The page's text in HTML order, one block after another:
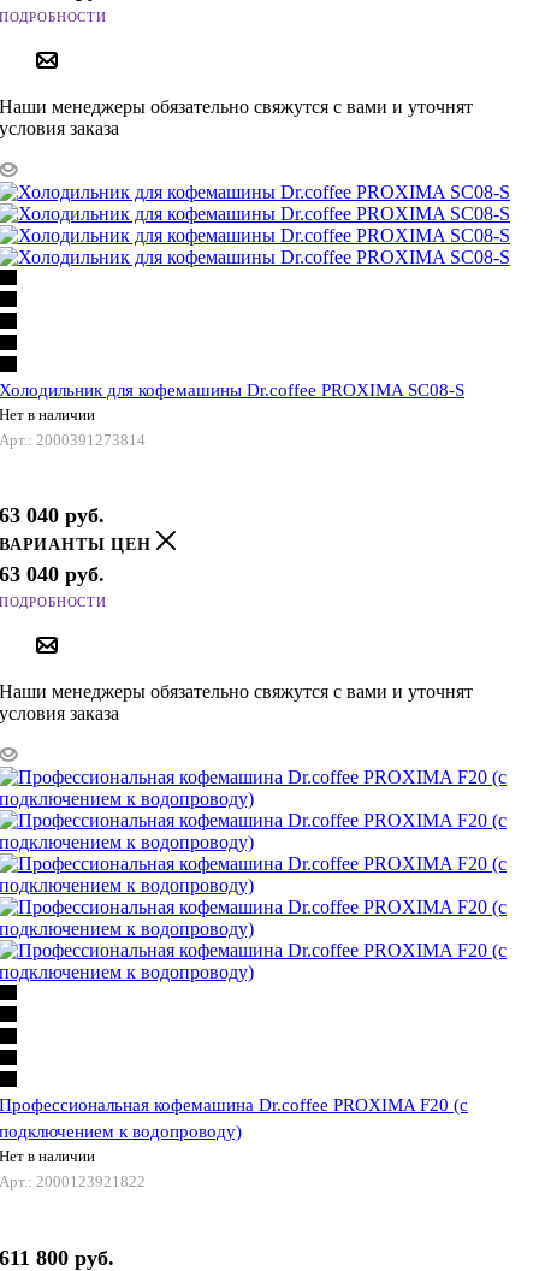
ПОДРОБНОСТИ
Наши менеджеры обязательно свяжутся с вами и уточнят
условия заказа
Холодильник для кофемашины Dr.coffee PROXIMA SC08-S
Нет в наличии
Арт.: 2000391273814
63 040 руб.
ВАРИАНТЫ ЦЕН
63 040 руб.
ПОДРОБНОСТИ
Наши менеджеры обязательно свяжутся с вами и уточнят
условия заказа
Профессиональная кофемашина Dr.coffee PROXIMA F20 (с
подключением к водопроводу)
Нет в наличии
Арт.: 2000123921822
611 800 руб.